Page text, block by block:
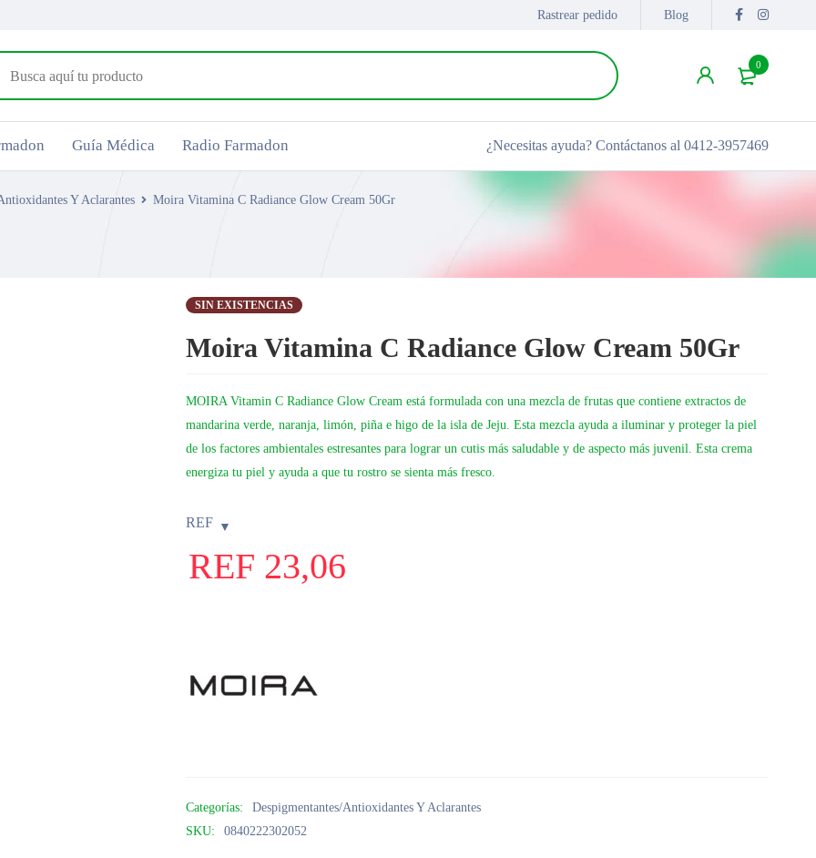
Rastrear pedido Blog
0
Guía Médica Radio Farmadon ¿Necesitas ayuda? Contáctanos al 0412-3957469
Y Aclarantes Moira Vitamina C Radiance Glow Cream 50Gr
SIN EXISTENCIAS
Moira Vitamina C Radiance Glow Cream 50Gr
MOIRA Vitamin C Radiance Glow Cream está formulada con una mezcla de frutas que contiene extractos de
mandarina verde, naranja, limón, piña e higo de la isla de Jeju. Esta mezcla ayuda a iluminar y proteger la piel
de los factores ambientales estresantes para lograr un cutis más saludable y de aspecto más juvenil. Esta crema
energiza tu piel y ayuda a que tu rostro se sienta más fresco.
REF
REF 23,06
Categorías:
Despigmentantes/Antioxidantes Y Aclarantes
SKU:
0840222302052